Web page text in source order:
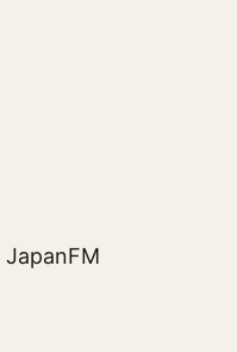
JapanFM